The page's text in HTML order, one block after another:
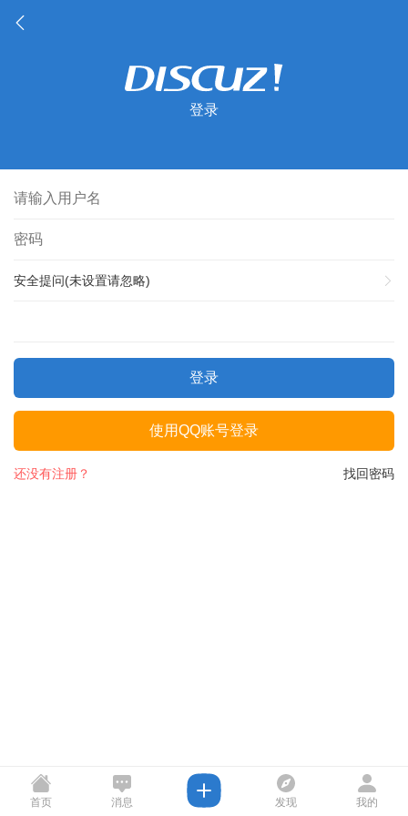
登录
安全提问(未设置请忽略)
登录
使用QQ账号登录
找回密码
还没有注册？
首页 消息 发现 我的